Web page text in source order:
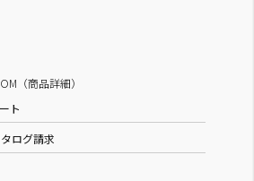
（商品詳細）
ト
ログ請求